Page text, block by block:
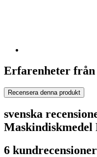
Erfarenheter
Recensera denna produkt
svenska
Maskindiskmedel
6